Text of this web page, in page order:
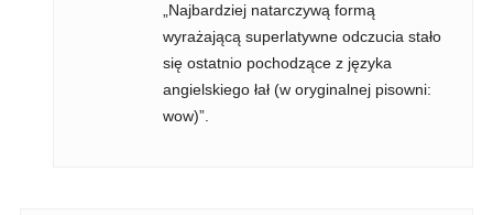
„Najbardziej natarczywą formą
wyrażającą superlatywne odczucia stało
się ostatnio pochodzące z języka
angielskiego łał (w oryginalnej pisowni:
wow)”.